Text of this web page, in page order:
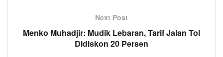
Next Post
Menko Muhadjir: Mudik Lebaran, Tarif Jalan Tol
Didiskon 20 Persen